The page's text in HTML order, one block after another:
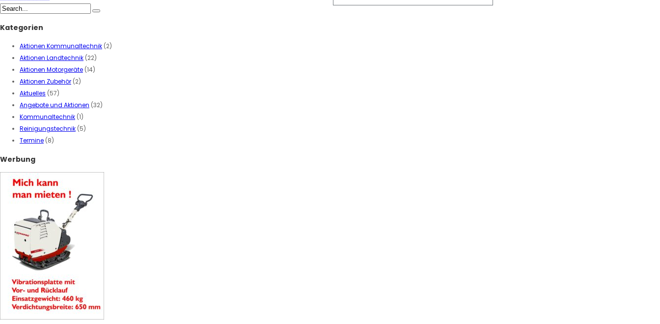
Kategorien
Aktionen Kommunaltechnik (2)
Aktionen Landtechnik (22)
Aktionen Motorgeräte (14)
Aktionen Zubehör (2)
Aktuelles (57)
Angebote und Aktionen (32)
Kommunaltechnik (1)
Reinigungstechnik (5)
Termine (8)
Werbung